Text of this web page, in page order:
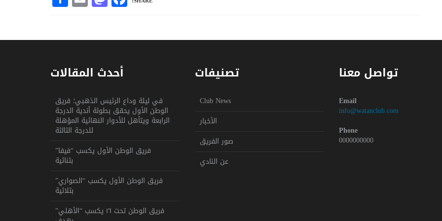
أحدث المقالات
في ليلة وداع الرئيس الذهبي؛ فريق
الوطن الأول يحقق بطولة أندية الدرجة
الرابعة ويتأهل للأدوار النهائية المؤهلة
للدرجة الثالثة
فريق الوطن الأول يكسب “فيفا”
بثنائية
فريق الوطن الأول يكسب “الصواري”
بثلاثية
فريق الوطن تحت ١٦ يكسب “الأهلي”
تصنيفات
Club News
الأخبار
صور الفريق
عن النادي
تواصل معنا
Email
info@watanclub.com
Phone
0000000000